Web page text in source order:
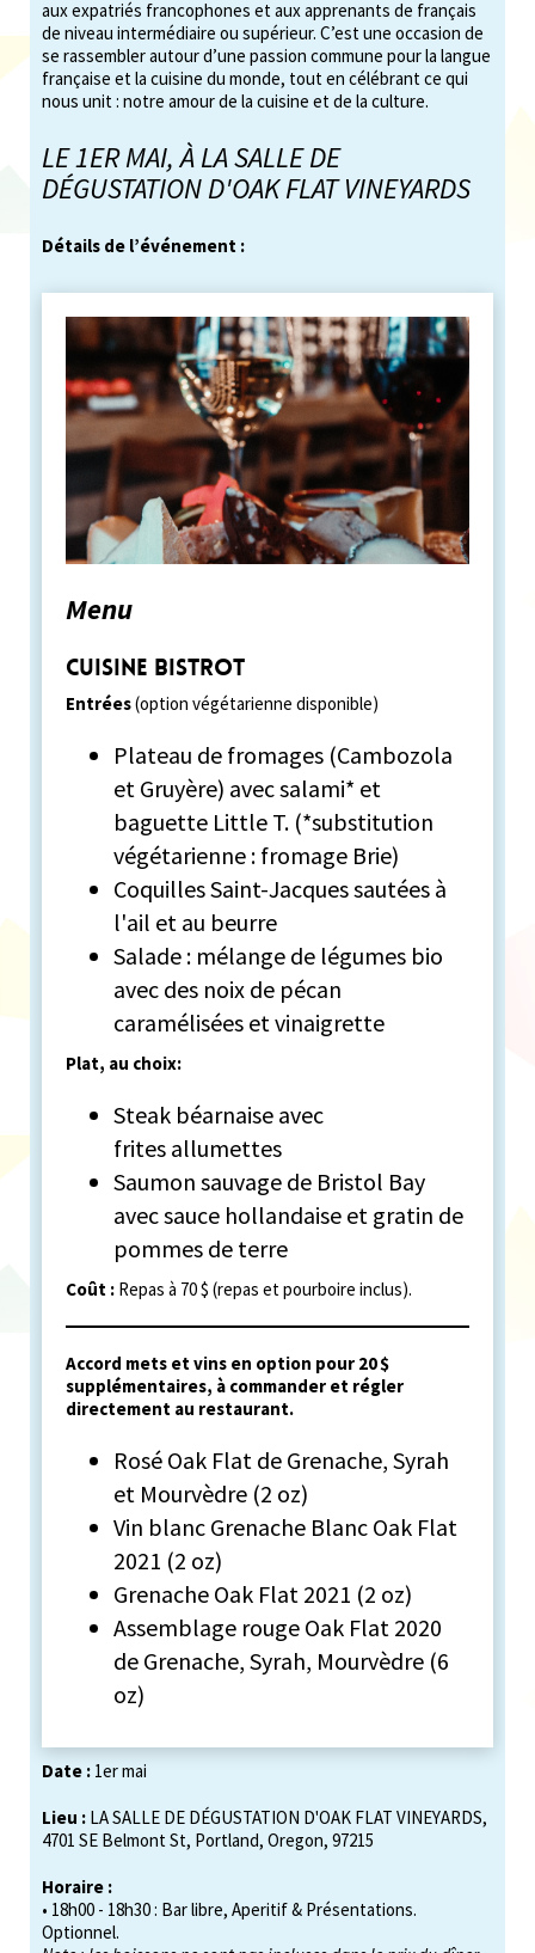
aux expatriés francophones et aux apprenants de français
de niveau intermédiaire ou supérieur. C’est une occasion de
se rassembler autour d’une passion commune pour la langue
française et la cuisine du monde, tout en célébrant ce qui
nous unit : notre amour de la cuisine et de la culture.
LE 1ER MAI, À LA SALLE DE
DÉGUSTATION D'OAK FLAT VINEYARDS
Détails de l’événement :
Menu
Cuisine bistrot
Entrées(option végétarienne disponible)
Plateau de fromages (Cambozola
et Gruyère) avec salami* et
baguette Little T. (*substitution
végétarienne : fromage Brie)
Coquilles Saint-Jacques sautées à
l'ail et au beurre
Salade : mélange de légumes bio
avec des noix de pécan
caramélisées et vinaigrette
Plat, au choix:
Steak béarnaise avec
frites allumettes
Saumon sauvage de Bristol Bay
avec sauce hollandaise et gratin de
pommes de terre
Coût : Repas à 70 $ (repas et pourboire inclus).
Accord mets et vins en option pour 20 $
supplémentaires, à commander et régler
directement au restaurant.
Rosé Oak Flat de Grenache, Syrah
et Mourvèdre (2 oz)
Vin blanc Grenache Blanc Oak Flat
2021 (2 oz)
Grenache Oak Flat 2021 (2 oz)
Assemblage rouge Oak Flat 2020
de Grenache, Syrah, Mourvèdre (6
oz)
Date : 1er mai
Lieu : LA SALLE DE DÉGUSTATION D'OAK FLAT VINEYARDS,
4701 SE Belmont St, Portland, Oregon, 97215
Horaire :
• 18h00 - 18h30 : Bar libre, Aperitif & Présentations.
Optionnel.